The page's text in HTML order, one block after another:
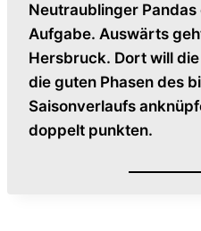
Neutraublinger
Aufgabe. Auswärts
Hersbruck. Dort will
die guten Phasen des
Saisonverlaufs
doppelt punkten.